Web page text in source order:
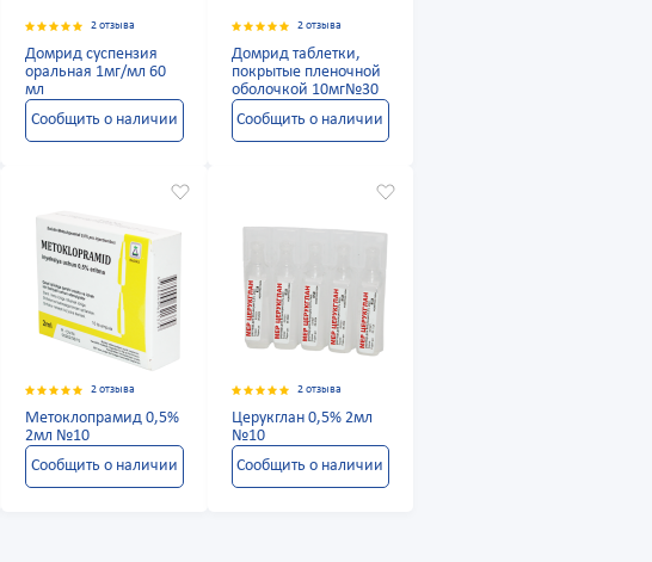
2 отзыва
Домрид суспензия
оральная 1мг/мл 60
мл
Сообщить о наличии
2 отзыва
Домрид таблетки,
покрытые пленочной
оболочкой 10мг№30
Сообщить о наличии
2 отзыва
Метоклопрамид 0,5%
2мл №10
Сообщить о наличии
2 отзыва
Церукглан 0,5% 2мл
№10
Сообщить о наличии